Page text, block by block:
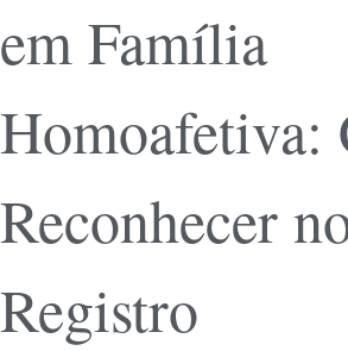
em Família
Homoafetiva:
Reconhecer
Registro